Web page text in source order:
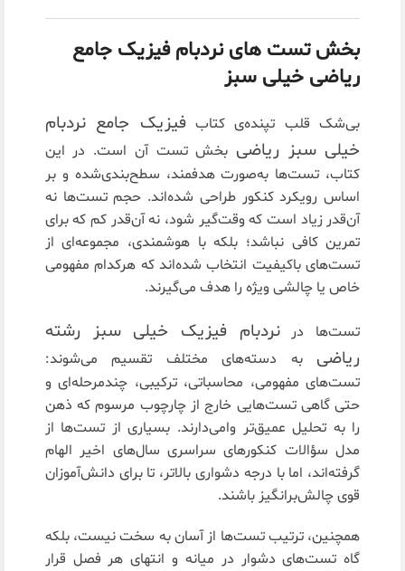
بخش تست های نردبام فیزیک جامع
ریاضی خیلی سبز
بی‌شک قلب تپنده‌ی کتابفیزیک جامع نردبام
خیلی سبز ریاضی بخش تست آن است. در این
کتاب، تست‌ها به‌صورت هدفمند، سطح‌بندی‌شده و بر
اساس رویکرد کنکور طراحی شده‌اند. حجم تست‌ها نه
آن‌قدر زیاد است که وقت‌گیر شود، نه آن‌قدر کم که برای
تمرین کافی نباشد؛ بلکه با هوشمندی، مجموعه‌ای از
تست‌های باکیفیت انتخاب شده‌اند که هرکدام مفهومی
خاص یا چالشی ویژه را هدف می‌گیرند.
تست‌ها درنردبام فیزیک خیلی سبز رشته
ریاضی به دسته‌های مختلف تقسیم می‌شوند:
تست‌های مفهومی، محاسباتی، ترکیبی، چندمرحله‌ای و
حتی گاهی تست‌هایی خارج از چارچوب مرسوم که ذهن
را به تحلیل عمیق‌تر وا‌می‌دارند. بسیاری از تست‌ها از
مدل سؤالات کنکورهای سراسری سال‌های اخیر الهام
گرفته‌اند، اما با درجه دشواری بالاتر، تا برای دانش‌آموزان
قوی چالش‌برانگیز باشند.
همچنین، ترتیب تست‌ها از آسان به سخت نیست، بلکه
گاه تست‌های دشوار در میانه و انتهای هر فصل قرار